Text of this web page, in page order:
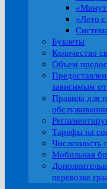
«Лето
Буклеты
Количество
Объем
зависимым
Правила для
обслуживании
Тарифы на
Численность
Мобильная
перевозке